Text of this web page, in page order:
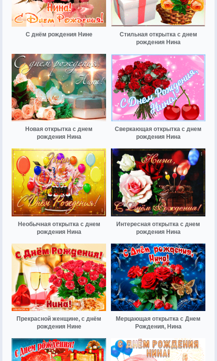
С днём рождения Нине
Стильная открытка с днем
рождения Нина
Новая открытка с днем
рождения Нина
Сверкающая открытка с днем
рождения Нина
Необычная открытка с днем
рождения Нина
Интересная открытка с днем
рождения Нина
Прекрасной женщине, с днём
рождения Нине
Мерцающая открытка с Днем
Рождения, Нина